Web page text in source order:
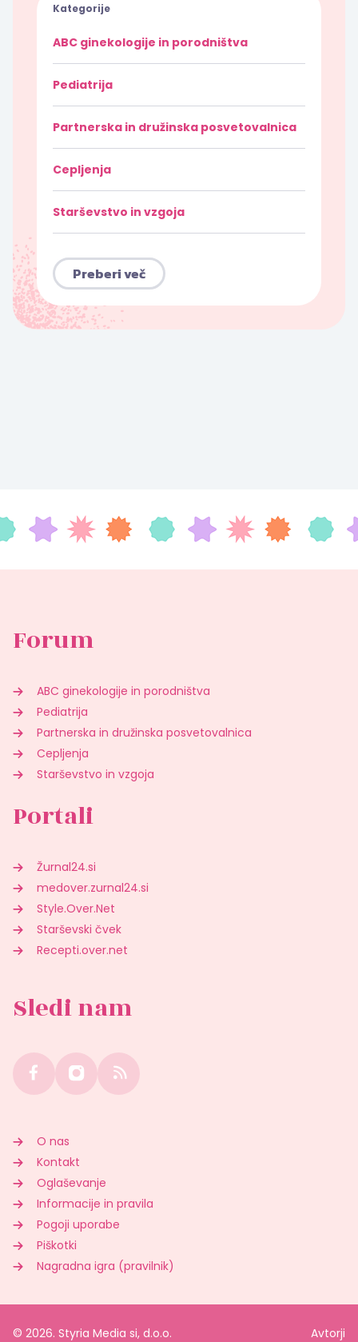
Kategorije
ABC ginekologije in porodništva
Pediatrija
Partnerska in družinska posvetovalnica
Cepljenja
Starševstvo in vzgoja
Preberi več
Forum
ABC ginekologije in porodništva
Pediatrija
Partnerska in družinska posvetovalnica
Cepljenja
Starševstvo in vzgoja
Portali
Žurnal24.si
medover.zurnal24.si
Style.Over.Net
Starševski čvek
Recepti.over.net
Sledi nam
O nas
Kontakt
Oglaševanje
Informacije in pravila
Pogoji uporabe
Piškotki
Nagradna igra (pravilnik)
© 2026. Styria Media si, d.o.o. Avtorji